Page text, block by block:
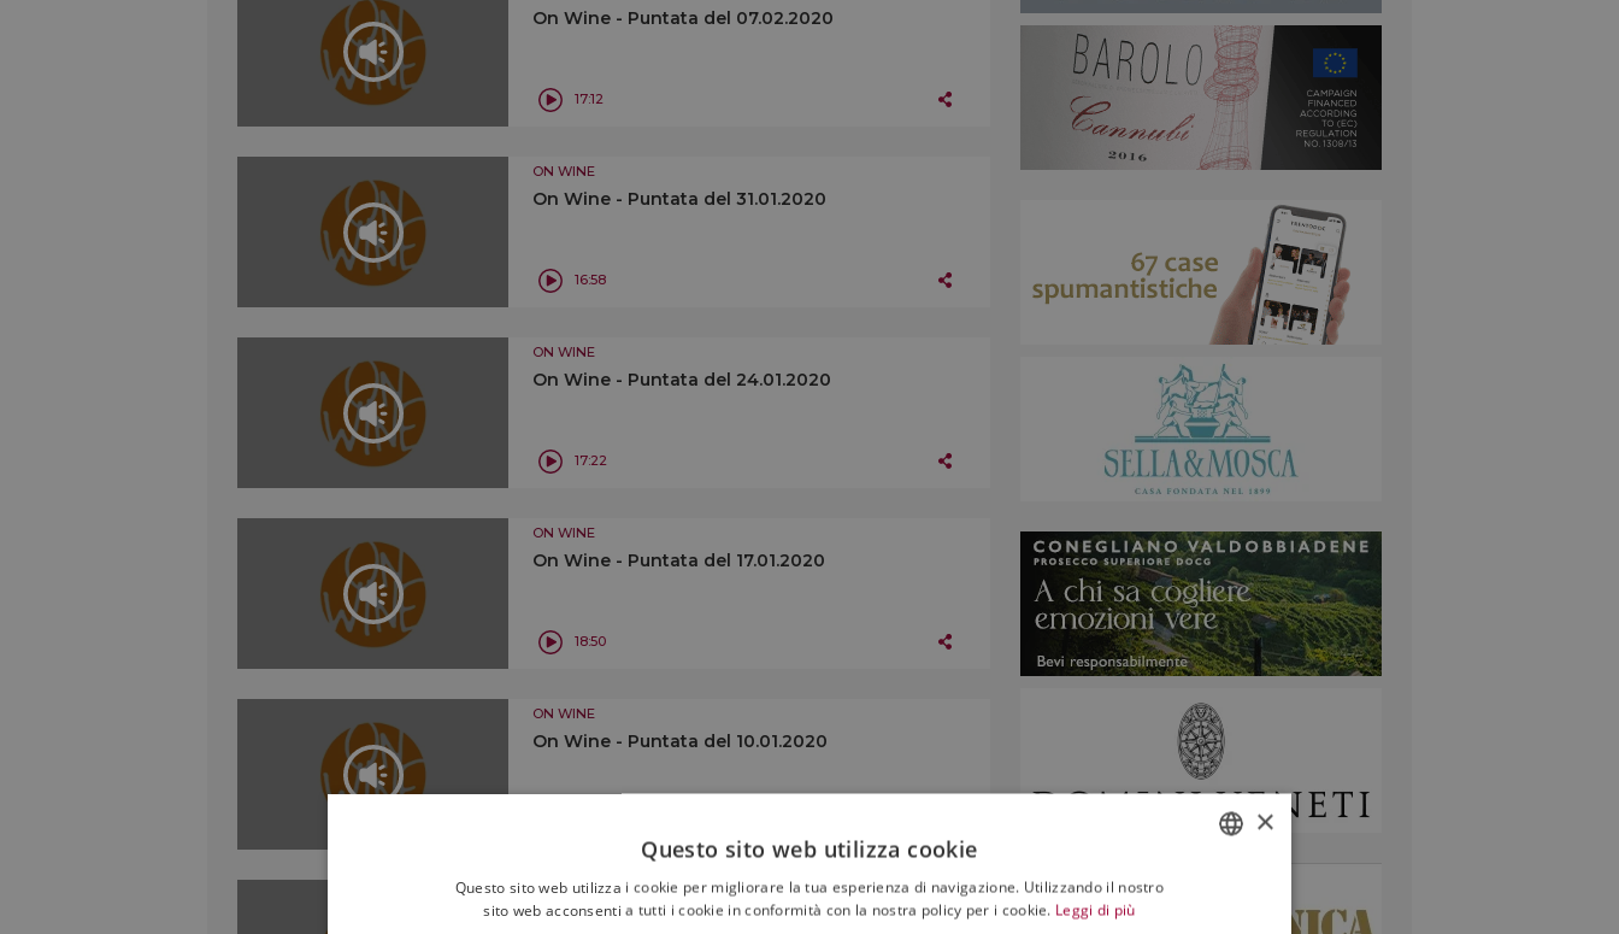
On Wine - Puntata del 07.02.2020
17:12
ON WINE
On Wine - Puntata del 31.01.2020
16:58
ON WINE
On Wine - Puntata del 24.01.2020
17:22
ON WINE
On Wine - Puntata del 17.01.2020
18:50
ON WINE
On Wine - Puntata del 10.01.2020
ON WINE
On Wine - Puntata del 03.01.2020
×
Questo sito web utilizza cookie
Questo sito web utilizza i cookie per migliorare la tua esperienza di navigazione. Utilizzando il nostro
sito web acconsenti a tutti i cookie in conformità con la nostra policy per i cookie. Leggi di più